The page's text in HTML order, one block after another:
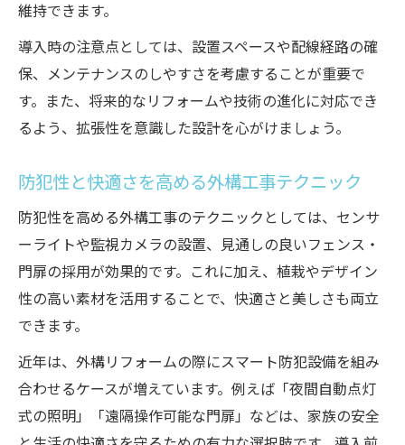
維持できます。
導入時の注意点としては、設置スペースや配線経路の確
保、メンテナンスのしやすさを考慮することが重要で
す。また、将来的なリフォームや技術の進化に対応でき
るよう、拡張性を意識した設計を心がけましょう。
防犯性と快適さを高める外構工事テクニック
防犯性を高める外構工事のテクニックとしては、センサ
ーライトや監視カメラの設置、見通しの良いフェンス・
門扉の採用が効果的です。これに加え、植栽やデザイン
性の高い素材を活用することで、快適さと美しさも両立
できます。
近年は、外構リフォームの際にスマート防犯設備を組み
合わせるケースが増えています。例えば「夜間自動点灯
式の照明」「遠隔操作可能な門扉」などは、家族の安全